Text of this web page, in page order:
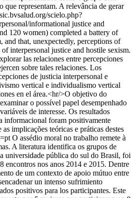
que representam. A relevância de gerar
scielo.php?
informational justice and
120 women) completed a battery of
and that, unexpectedly, perceptions of
interpersonal justice and hostile sexism.
las relaciones entre percepciones
sobre tales relaciones. Los
de justicia interpersonal e
vertical e individualismo vertical
en el área.<hr/>O objetivo do
o possível papel desempenhado
de interesse. Os resultados
informacional foram positivamente
implicações teóricas e práticas destes
O assédio moral no trabalho remete à
A literatura identifica os grupos de
universidade pública do sul do Brasil, foi
encontros nos anos 2014 e 2015. Dentre
de um contexto de apoio mútuo entre
un intenso sufrimiento
positivos para los participantes. Este